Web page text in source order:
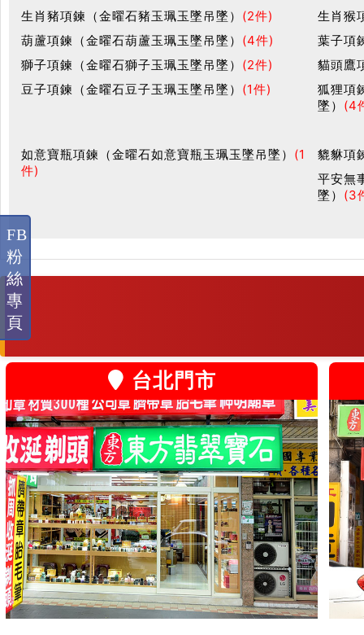
生肖豬項鍊（金曜石豬玉珮玉墜吊墜） (2件)
生肖猴
葫蘆項鍊（金曜石葫蘆玉珮玉墜吊墜） (4件)
葉子項
獅子項鍊（金曜石獅子玉珮玉墜吊墜） (2件)
貓頭鷹
豆子項鍊（金曜石豆子玉珮玉墜吊墜） (1件)
狐狸項
墜） (4
如意寶瓶項鍊（金曜石如意寶瓶玉珮玉墜吊墜） (1
件)
貔貅項
平安無
墜） (3
台北門市
FB
粉
絲
專
頁